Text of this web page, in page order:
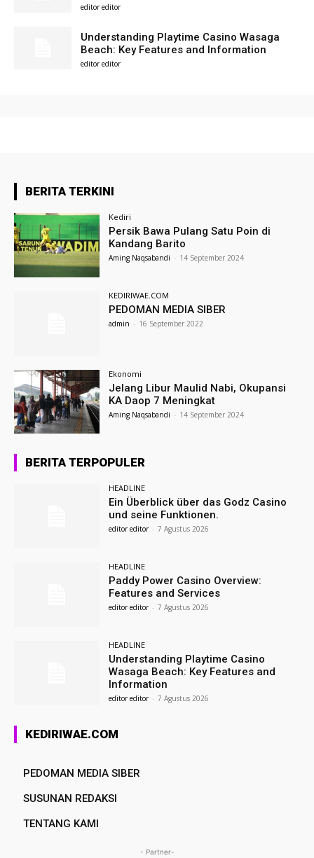
editor editor
Understanding Playtime Casino Wasaga
Beach: Key Features and Information
editor editor
BERITA TERKINI
Kediri
Persik Bawa Pulang Satu Poin di
Kandang Barito
Aming Naqsabandi - 14 September 2024
KEDIRIWAE.COM
PEDOMAN MEDIA SIBER
admin - 16 September 2022
Ekonomi
Jelang Libur Maulid Nabi, Okupansi
KA Daop 7 Meningkat
Aming Naqsabandi - 14 September 2024
BERITA TERPOPULER
HEADLINE
Ein Überblick über das Godz Casino
und seine Funktionen.
editor editor - 7 Agustus 2026
HEADLINE
Paddy Power Casino Overview:
Features and Services
editor editor - 7 Agustus 2026
HEADLINE
Understanding Playtime Casino
Wasaga Beach: Key Features and
Information
editor editor - 7 Agustus 2026
KEDIRIWAE.COM
PEDOMAN MEDIA SIBER
SUSUNAN REDAKSI
TENTANG KAMI
- Partner-